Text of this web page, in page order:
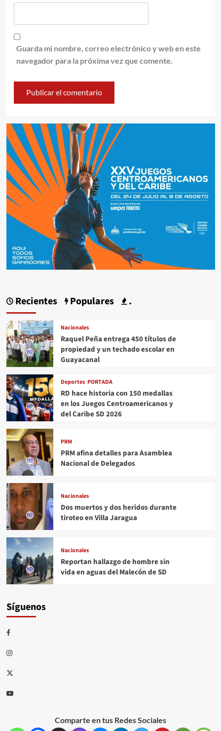
Guarda mi nombre, correo electrónico y web en este
navegador para la próxima vez que comente.
Recientes Populares .
Nacionales
Raquel Peña entrega 450 títulos de
propiedad y un techado escolar en
Guayacanal
Deportes PORTADA
RD hace historia con 150 medallas
en los Juegos Centroamericanos y
del Caribe SD 2026
PRM
PRM afina detalles para Asamblea
Nacional de Delegados
Nacionales
Dos muertos y dos heridos durante
tiroteo en Villa Jaragua
Nacionales
Reportan hallazgo de hombre sin
vida en aguas del Malecón de SD
Síguenos
Comparte en tus Redes Sociales